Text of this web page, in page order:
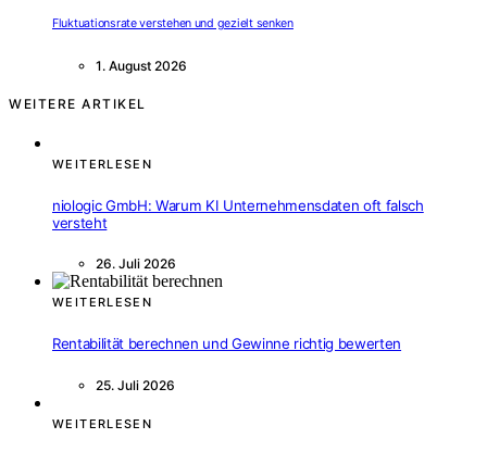
Fluktuationsrate verstehen und gezielt senken
1. August 2026
WEITERE ARTIKEL
WEITERLESEN
niologic GmbH: Warum KI Unternehmensdaten oft falsch
versteht
26. Juli 2026
WEITERLESEN
Rentabilität berechnen und Gewinne richtig bewerten
25. Juli 2026
WEITERLESEN